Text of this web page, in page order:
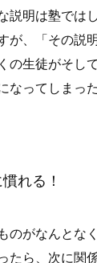
説明は塾では
が、「その説
の生徒がそし
なってしま
れる！
のがなんとな
たら、次に関